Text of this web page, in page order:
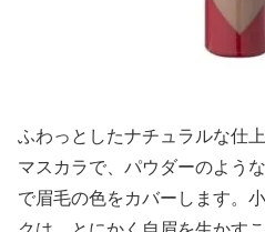
ふわっとしたナチュラルな仕
マスカラで、パウダーのよう
で眉毛の色をカバーします。